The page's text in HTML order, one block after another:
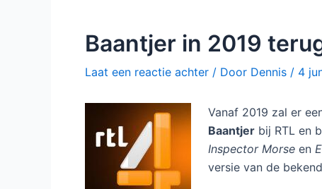
Baantjer in 2019
Laat een reactie achter / Door Dennis / 4
Vanaf 2019 zal er
Baantjer bij RTL en
Inspector Morse en
versie van de